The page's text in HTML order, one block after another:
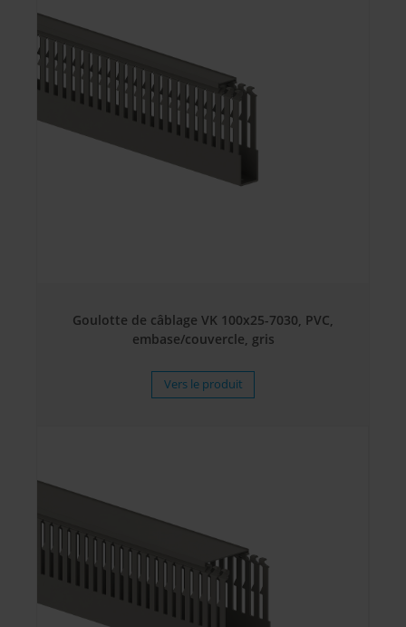
Goulotte de câblage VK 100x25-7030, PVC,
embase/couvercle, gris
Vers le produit